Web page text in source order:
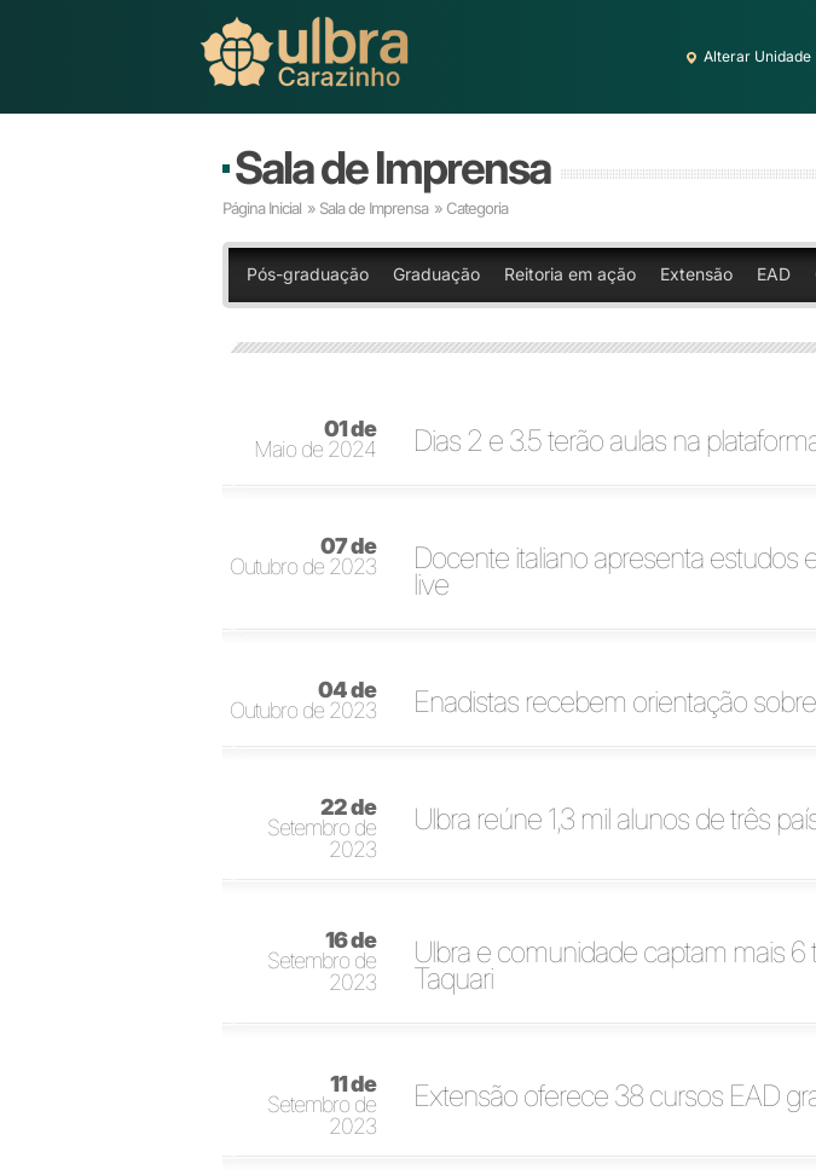
Alterar Unidade
Sala de Imprensa
Página Inicial » Sala de Imprensa » Categoria
Pós-graduação Graduação Reitoria em ação Extensão EAD
01 de
Maio de 2024
Dias 2 e 3.5 terão aulas na
07 de
Outubro de 2023
Docente italiano apresenta estudos
live
04 de
Outubro de 2023
Enadistas recebem orientação
22 de
Setembro de
2023
Ulbra reúne 1,3 mil alunos de três
16 de
Setembro de
2023
Ulbra e comunidade captam mais
Taquari
11 de
Setembro de
2023
Extensão oferece 38 cursos EAD